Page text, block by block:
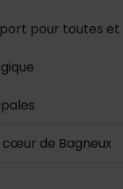
pour toutes et
de Bagneux